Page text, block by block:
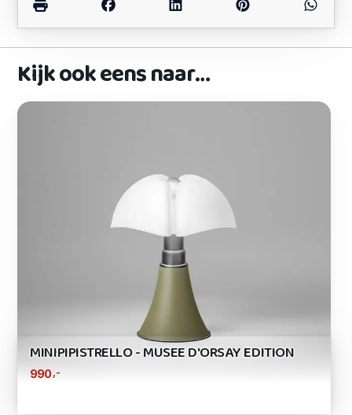
Kijk ook eens naar…
MINIPIPISTRELLO - MUSEE D'ORSAY EDITION
990,-